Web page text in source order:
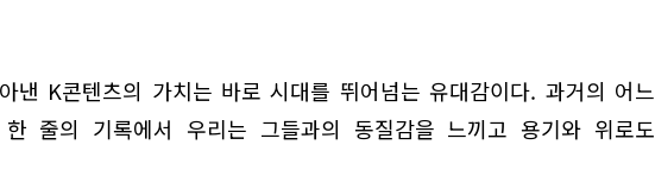
낸 K콘텐츠의 가치는 바로 시대를 뛰어넘는 유대감이다. 과거의 어느
줄의 기록에서 우리는 그들과의 동질감을 느끼고 용기와 위로도